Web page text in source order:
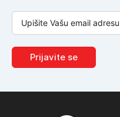
Prijavite se